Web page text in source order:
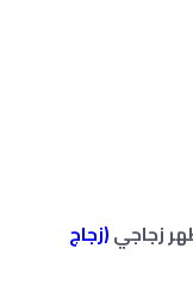
(زجاج